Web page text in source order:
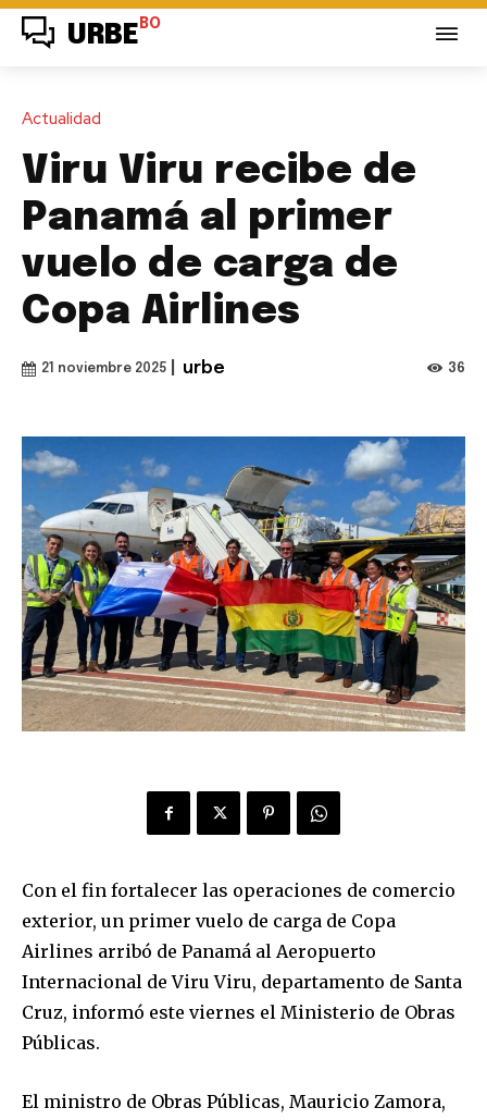
URBE BO
Actualidad
Viru Viru recibe de
Panamá al primer
vuelo de carga de
Copa Airlines
21 noviembre 2025 urbe 36
Con el fin fortalecer las operaciones de comercio
exterior, un primer vuelo de carga de Copa
Airlines arribó de Panamá al Aeropuerto
Internacional de Viru Viru, departamento de Santa
Cruz, informó este viernes el Ministerio de Obras
Públicas.
El ministro de Obras Públicas, Mauricio Zamora,